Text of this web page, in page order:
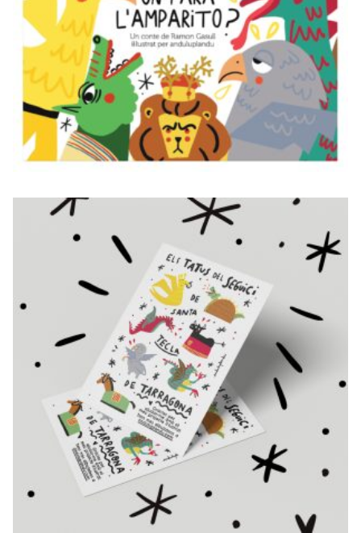
€18,00
TATUATGES
TEMPORALS
(CALCOMANIES)
€8,00